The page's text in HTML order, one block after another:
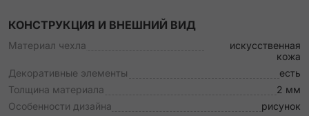
КОНСТРУКЦИЯ И ВНЕШНИЙ ВИД
Материал чехла
искусственная
кожа
Декоративные элементы
есть
Толщина материала
2 мм
Особенности дизайна
рисунок